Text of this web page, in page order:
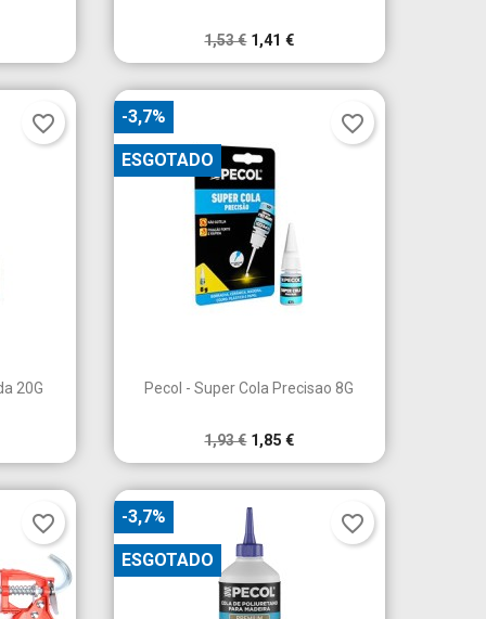
1,53 € 1,41 €
20G
favorite_border
Vista rápida
Pecol - Super Cola Precisao 8G
1,93 € 1,85 €
-3,7%
ESGOTADO
favorite_border
favorite_border -3,7%
ESGOTADO
favorite_border